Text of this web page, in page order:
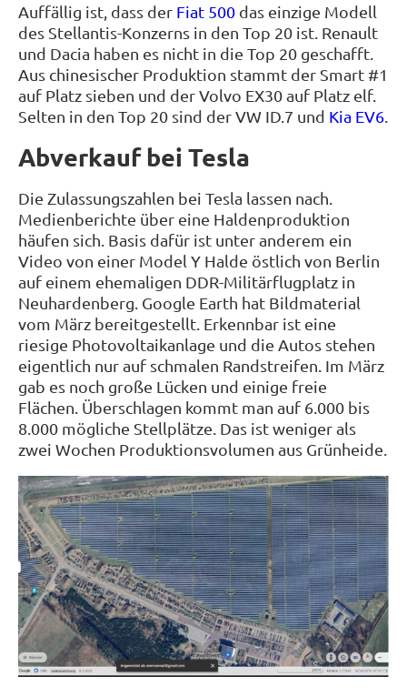
Auffällig ist, dass der Fiat 500 das einzige Modell
des Stellantis-Konzerns in den Top 20 ist. Renault
und Dacia haben es nicht in die Top 20 geschafft.
Aus chinesischer Produktion stammt der Smart #1
auf Platz sieben und der Volvo EX30 auf Platz elf.
Selten in den Top 20 sind der VW ID.7 und Kia EV6
Abverkauf bei Tesla
Die Zulassungszahlen bei Tesla lassen nach.
Medienberichte über eine Haldenproduktion
häufen sich. Basis dafür ist unter anderem ein
Video von einer Model Y Halde östlich von Berlin
auf einem ehemaligen DDR-Militärflugplatz in
Neuhardenberg. Google Earth hat Bildmaterial
vom März bereitgestellt. Erkennbar ist eine
riesige Photovoltaikanlage und die Autos stehen
eigentlich nur auf schmalen Randstreifen. Im März
gab es noch große Lücken und einige freie
Flächen. Überschlagen kommt man auf 6.000 bis
8.000 mögliche Stellplätze. Das ist weniger als
zwei Wochen Produktionsvolumen aus Grünheide.